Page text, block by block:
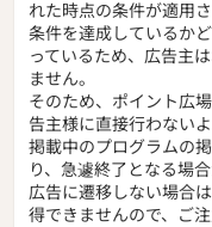
れた時点の条件が適用さ
条件を達成しているか
っているため、広告主
ません。
そのため、ポイント広
告主様に直接行わない
掲載中のプログラムの
り、急遽終了となる場合
広告に遷移しない場合
得できませんので、ご注